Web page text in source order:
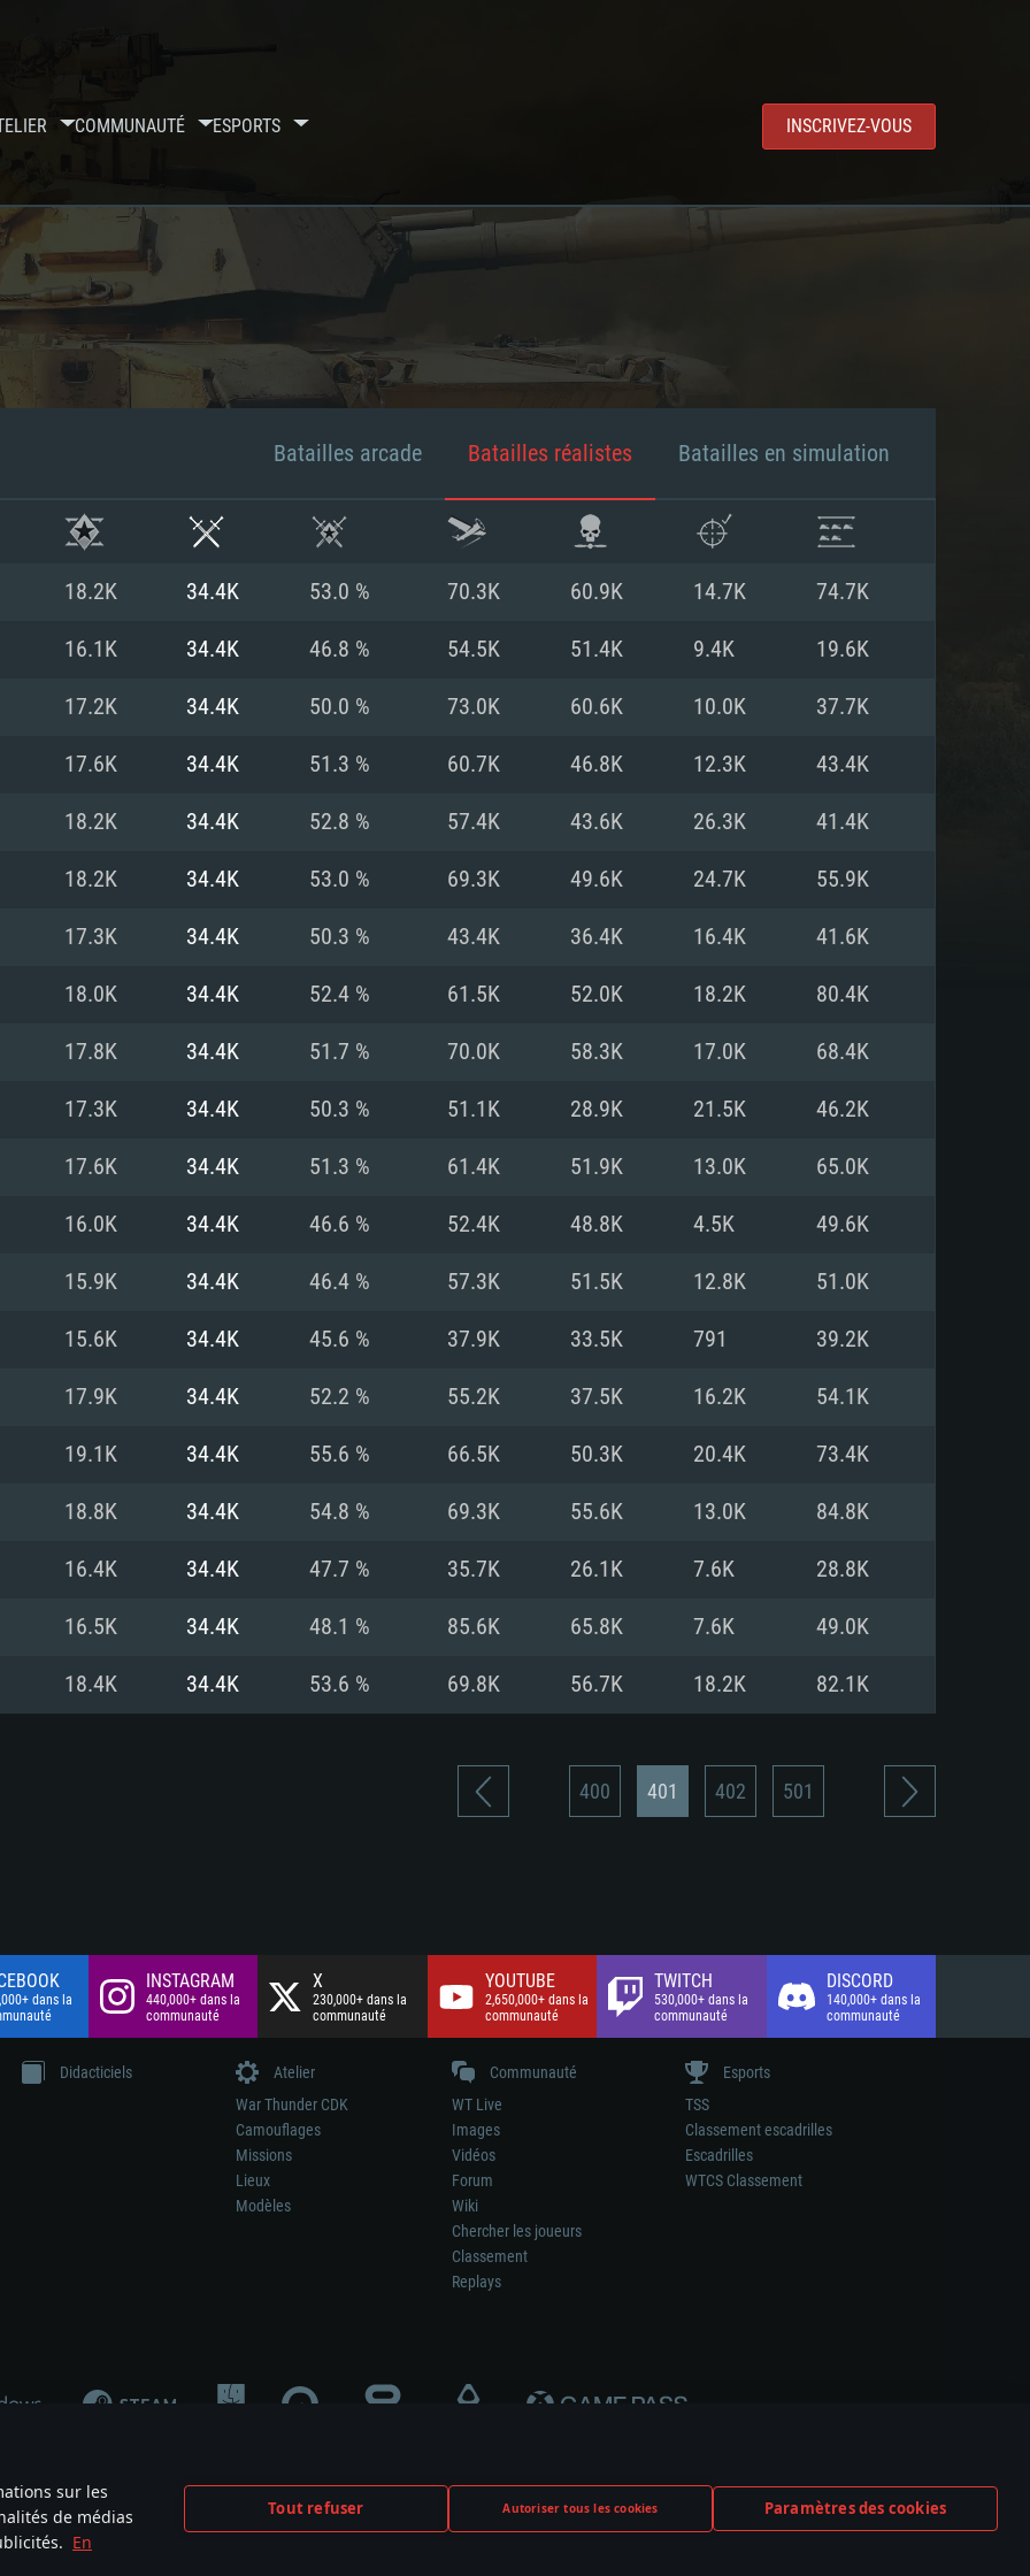
sur les
de médias
En
Tout refuser Autoriser tous les cookies Paramètres des cookies
COMMUNAUTÉ ESPORTS INSCRIVEZ-VOUS
SYSTÈME REQUISE
11: AMD
660. La
le jeu est de
Recommandée
Carte graphique supportant DirectX 11 ou plus et
drivers: Nvidia GeForce 1060 et plus, Radeon RX
570 et plus.
Connection: Connexion Internet à haut débit
Disque dur: 75.9 Go (client complet)
supportés)
(Mac), ou
minimale
Recommandée
ne sont pas supportés)
Mémoire: 8 GB
Carte graphique: Radeon Vega II ou plus avec
support de Metal
Connection: Connexion Internet à haut débit
Disque dur: 62,2 Go (client complet)
les derniers
pour AMD
haut débit
Recommandée
Carte graphique: NVIDIA 1060 avec les derniers
drivers (moins de 6 mois) / de même pour AMD
(Radeon RX 570) avec les derniers drivers de
Disque dur: 60,2 Go (client complet)
Batailles arcade Batailles réalistes Batailles en simulation
18.2K 34.4K 53.0 % 70.3K 60.9K 14.7K 74.7K
16.1K 34.4K 46.8 % 54.5K 51.4K 9.4K 19.6K
17.2K 34.4K 50.0 % 73.0K 60.6K 10.0K 37.7K
17.6K 34.4K 51.3 % 60.7K 46.8K 12.3K 43.4K
18.2K 34.4K 52.8 % 57.4K 43.6K 26.3K 41.4K
18.2K 34.4K 53.0 % 69.3K 49.6K 24.7K 55.9K
17.3K 34.4K 50.3 % 43.4K 36.4K 16.4K 41.6K
18.0K 34.4K 52.4 % 61.5K 52.0K 18.2K 80.4K
17.8K 34.4K 51.7 % 70.0K 58.3K 17.0K 68.4K
17.3K 34.4K 50.3 % 51.1K 28.9K 21.5K 46.2K
17.6K 34.4K 51.3 % 61.4K 51.9K 13.0K 65.0K
16.0K 34.4K 46.6 % 52.4K 48.8K 4.5K 49.6K
15.9K 34.4K 46.4 % 57.3K 51.5K 12.8K 51.0K
15.6K 34.4K 45.6 % 37.9K 33.5K 791 39.2K
17.9K 34.4K 52.2 % 55.2K 37.5K 16.2K 54.1K
19.1K 34.4K 55.6 % 66.5K 50.3K 20.4K 73.4K
18.8K 34.4K 54.8 % 69.3K 55.6K 13.0K 84.8K
16.4K 34.4K 47.7 % 35.7K 26.1K 7.6K 28.8K
16.5K 34.4K 48.1 % 85.6K 65.8K 7.6K 49.0K
18.4K 34.4K 53.6 % 69.8K 56.7K 18.2K 82.1K
400 401 402 501
dans la
INSTAGRAM
440,000+ dans la
communauté
X
230,000+ dans la
communauté
YOUTUBE
2,650,000+ dans la
communauté
TWITCH
530,000+ dans la
communauté
DISCORD
140,000+ dans la
communauté
Didacticiels
Atelier
War Thunder CDK
Camouflages
Missions
Lieux
Modèles
Communauté
WT Live
Images
Vidéos
Forum
Wiki
Chercher les joueurs
Classement
Replays
Esports
TSS
Classement escadrilles
Escadrilles
WTCS Classement
pas la participation au développement du jeu, le sponsoring ou à l’approbation de tout fabricant d’armes ou de véhicule.
are the property of their respective owners.